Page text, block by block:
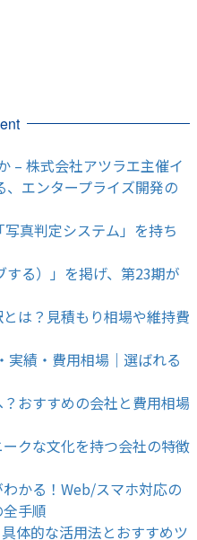
– 株式会社アツラエ主催イ
エンタープライズ開発の
真判定システム」を持ち
する）」を掲げ、第23期が
は？見積もり相場や維持費
実績・費用相場｜選ばれる
おすすめの会社と費用相場
クな文化を持つ会社の特徴
かる！Web/スマホ対応の
手順
体的な活用法とおすすめツ